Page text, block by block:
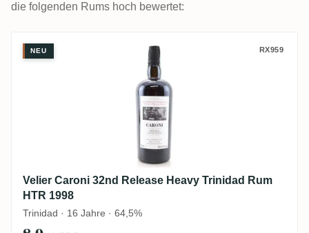
die folgenden Rums hoch bewertet:
Velier Caroni 32nd Release Heavy
NEU RX959
Velier Caroni 32nd Release Heavy Trinidad Rum
HTR 1998
Trinidad · 16 Jahre · 64,5%